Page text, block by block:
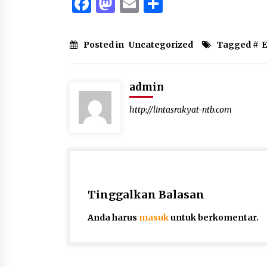
Posted in Uncategorized Tagged #
admin
http://lintasrakyat-ntb.com
Tinggalkan Balasan
Anda harus masukuntuk berkomentar.